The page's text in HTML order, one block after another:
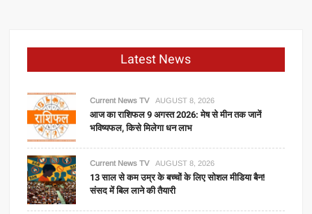
Latest News
Current News TV AUGUST 8, 2026
आज का राशिफल 9 अगस्त 2026: मेष से मीन तक जानें
भविष्यफल, किसे मिलेगा धन लाभ
Current News TV AUGUST 8, 2026
13 साल से कम उम्र के बच्चों के लिए सोशल मीडिया बैन!
संसद में बिल लाने की तैयारी